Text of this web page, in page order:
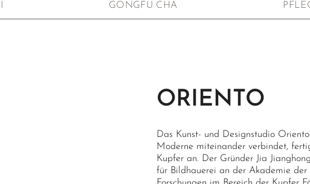
GONGFU CHA
ORIENTO
Das Kunst- und Designstudio
Moderne miteinander verbindet,
Kupfer an. Der Gründer Jia
für Bildhauerei an der Akademie der